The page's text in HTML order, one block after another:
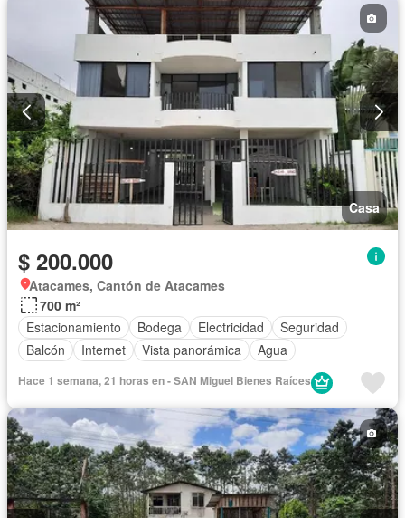
Casa
$ 200.000
Atacames, Cantón de Atacames
700 m²
Estacionamiento
Bodega Electricidad
Seguridad
Balcón
Internet Vista panorámica Agua
Hace 1 semana, 21 horas en - SAN Miguel Bienes Raíces